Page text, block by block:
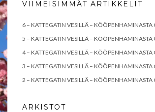
VIIMEISIMMÄT ARTIKKELIT
6 – KATTEGATIN VESILLÄ – KÖÖPENHAMINASTA
5 – KATTEGATIN VESILLÄ – KÖÖPENHAMINASTA
4 – KATTEGATIN VESILLÄ – KÖÖPENHAMINASTA
3 – KATTEGATIN VESILLÄ – KÖÖPENHAMINASTA
2 – KATTEGATIN VESILLÄ – KÖÖPENHAMINASTA
ARKISTOT